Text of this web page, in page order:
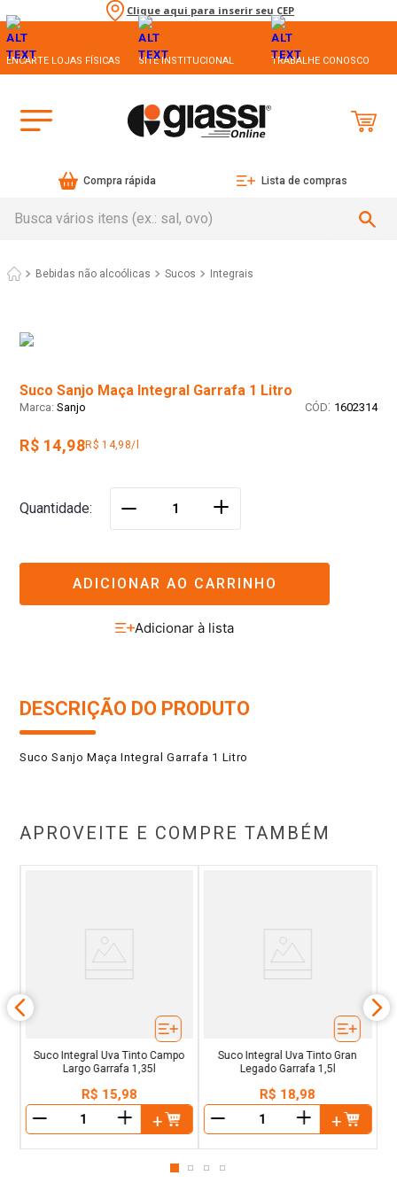
Clique aqui para inserir seu CEP
ENCARTE LOJAS FÍSICAS SITE INSTITUCIONAL TRABALHE CONOSCO
Compra rápida Lista de compras
Bebidas não alcoólicas Sucos Integrais
Suco Sanjo Maça Integral Garrafa 1 Litro
Sanjo : 1602314
R$ 14,98R$ 14,98/l
Quantidade ＋
ADICIONAR AO CARRINHO
DESCRIÇÃO DO PRODUTO
Suco Sanjo Maça Integral Garrafa 1 Litro
APROVEITE E COMPRE TAMBÉM
Suco Integral Uva Tinto Campo
Largo Garrafa 1,35l
R$ 15,98
＋
Suco Integral Uva Tinto Gran
Legado Garrafa 1,5l
R$ 18,98
＋